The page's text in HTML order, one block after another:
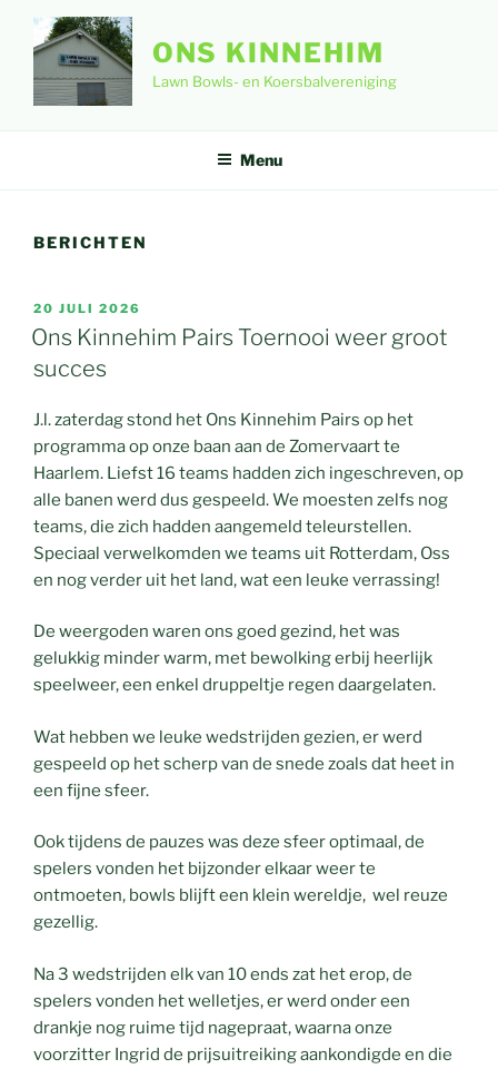
inhoud
ONS KINNEHIM
Lawn Bowls- en Koersbalvereniging
Menu
BERICHTEN
GEPLAATST
OP
20 JULI 2026
Ons Kinnehim Pairs Toernooi weer groot
succes
J.l. zaterdag stond het Ons Kinnehim Pairs op het
programma op onze baan aan de Zomervaart te
Haarlem. Liefst 16 teams hadden zich ingeschreven, op
alle banen werd dus gespeeld. We moesten zelfs nog
teams, die zich hadden aangemeld teleurstellen.
Speciaal verwelkomden we teams uit Rotterdam, Oss
en nog verder uit het land, wat een leuke verrassing!
De weergoden waren ons goed gezind, het was
gelukkig minder warm, met bewolking erbij heerlijk
speelweer, een enkel druppeltje regen daargelaten.
Wat hebben we leuke wedstrijden gezien, er werd
gespeeld op het scherp van de snede zoals dat heet in
een fijne sfeer.
Ook tijdens de pauzes was deze sfeer optimaal, de
spelers vonden het bijzonder elkaar weer te
ontmoeten, bowls blijft een klein wereldje, wel reuze
gezellig.
Na 3 wedstrijden elk van 10 ends zat het erop, de
spelers vonden het welletjes, er werd onder een
drankje nog ruime tijd nagepraat, waarna onze
voorzitter Ingrid de prijsuitreiking aankondigde en die